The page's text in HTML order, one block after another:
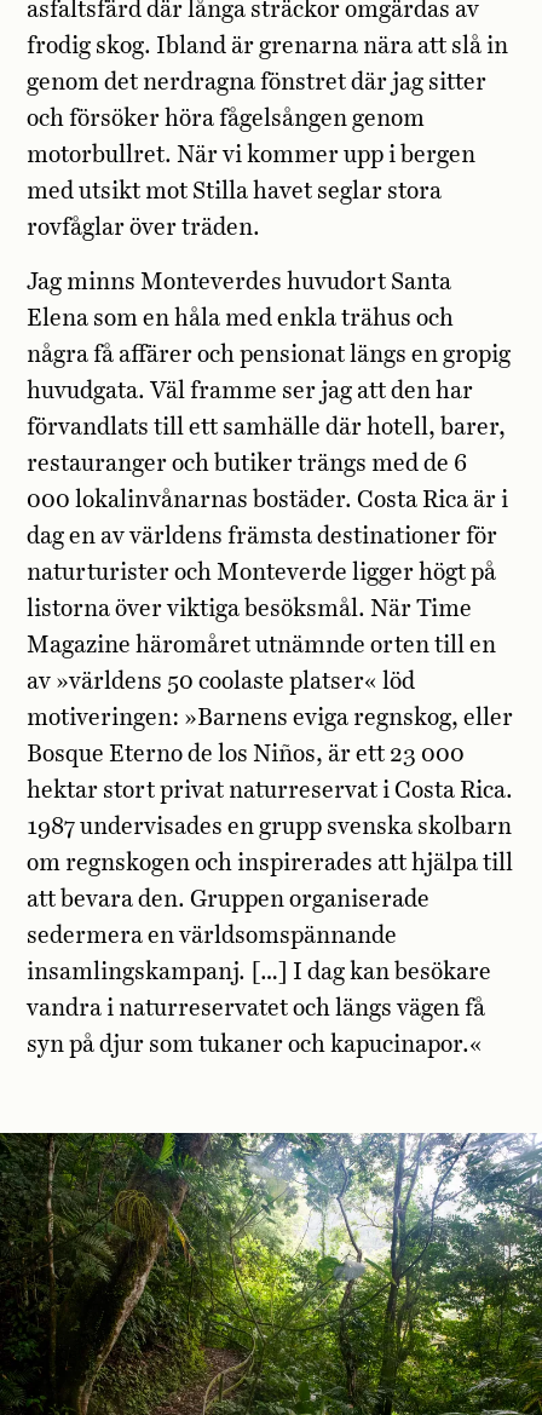
asfaltsfärd där långa sträckor omgärdas av
frodig skog. Ibland är grenarna nära att slå in
genom det nerdragna fönstret där jag sitter
och försöker höra fågelsången genom
motorbullret. När vi kommer upp i bergen
med utsikt mot Stilla havet seglar stora
rovfåglar över träden.
Jag minns Monteverdes huvudort Santa
Elena som en håla med enkla trähus och
några få affärer och pensionat längs en gropig
huvudgata. Väl framme ser jag att den har
förvandlats till ett samhälle där hotell, barer,
restauranger och butiker trängs med de 6
000 lokalinvånarnas bostäder. Costa Rica är i
dag en av världens främsta destinationer för
naturturister och Monteverde ligger högt på
listorna över viktiga besöksmål. När Time
Magazine häromåret utnämnde orten till en
av »världens 50 coolaste platser« löd
motiveringen: »Barnens eviga regnskog, eller
Bosque Eterno de los Niños, är ett 23 000
hektar stort privat naturreservat i Costa Rica.
1987 undervisades en grupp svenska skolbarn
om regnskogen och inspirerades att hjälpa till
att bevara den. Gruppen organiserade
sedermera en världsomspännande
insamlingskampanj. […] I dag kan besökare
vandra i naturreservatet och längs vägen få
syn på djur som tukaner och kapucinapor.«